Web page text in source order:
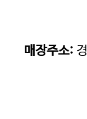
매장주소: